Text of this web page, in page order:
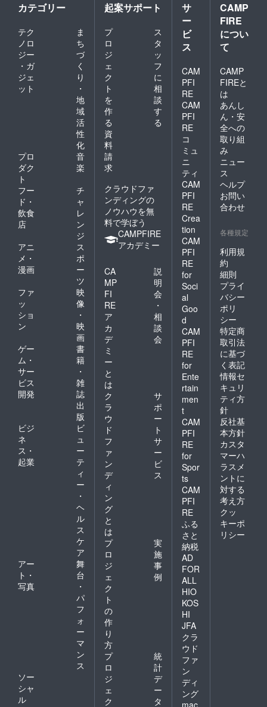
カテゴリー
テク
ノロ
ジー
・ガ
ジェ
ット
ま
ち
づ
く
り
・
地
域
活
性
化
プロ
ダク
ト
音
楽
フー
ド・
飲食
店
チ
ャ
レ
ン
ジ
アニ
メ・
漫画
ス
ポ
ー
ツ
ファ
ッ
ショ
ン
映
像
・
映
画
ゲー
ム・
サー
ビス
開発
書
籍
・
雑
誌
出
版
ビジ
ネ
ス・
起業
ビ
ュ
ー
テ
ィ
ー
・
ヘ
ル
ス
ケ
ア
アー
ト・
写真
舞
台
・
パ
フ
ォ
ー
マ
ン
ス
ソー
シャ
ル
起案サポート
プ
ロ
ジ
ェ
ク
ト
を
作
る
ス
タ
ッ
フ
に
相
談
す
る
資
料
請
求
クラウドファ
ンディングの
ノウハウを無
料で学ぼう
CAMPFIRE
アカデミー
CA
MP
FI
RE
ア
カ
デ
ミ
ー
と
は
説
明
会
・
相
談
会
ク
ラ
ウ
ド
フ
ァ
ン
デ
ィ
ン
グ
と
は
サ
ポ
ー
ト
サ
ー
ビ
ス
プ
ロ
ジ
ェ
ク
ト
の
作
り
方
実
施
事
例
プ
ロ
ジ
ェ
ク
統
計
デ
ー
タ
サ
ー
ビ
ス
CAM
PFI
RE
CAM
PFI
RE
コ
ミュ
ニ
ティ
CAM
PFI
RE
Crea
tion
CAM
PFI
RE
for
Soci
al
Goo
d
CAM
PFI
RE
for
Ente
rtain
men
t
CAM
PFI
RE
for
Spor
ts
CAM
PFI
RE
ふる
さと
納税
AD
FOR
ALL
HIO
KOS
HI
JFA
クラ
ウド
ファ
ン
ディ
ング
CAMP
FIRE
につい
て
CAMP
FIREと
は
あんし
ん・安
全への
取り組
み
ニュー
ス
ヘルプ
お問い
合わせ
各種規定
利用規
約
細則
プライ
バシー
ポリ
シー
特定商
取引法
に基づ
く表記
情報セ
キュリ
ティ方
針
反社基
本方針
カスタ
マーハ
ラスメ
ントに
対する
考え方
クッ
キーポ
リシー